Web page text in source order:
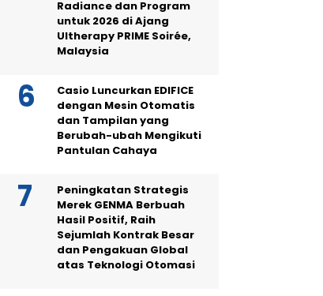
Radiance dan Program
untuk 2026 di Ajang
Ultherapy PRIME Soirée,
Malaysia
Casio Luncurkan EDIFICE
dengan Mesin Otomatis
dan Tampilan yang
Berubah-ubah Mengikuti
Pantulan Cahaya
Peningkatan Strategis
Merek GENMA Berbuah
Hasil Positif, Raih
Sejumlah Kontrak Besar
dan Pengakuan Global
atas Teknologi Otomasi